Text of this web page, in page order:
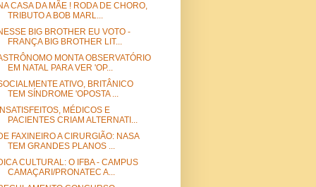
CASA DA MÃE ! RODA DE CHORO,
TRIBUTO A BOB MARL...
BIG BROTHER EU VOTO -
FRANÇA BIG BROTHER LIT...
MONTA OBSERVATÓRIO
EM NATAL PARA VER 'OP...
ATIVO, BRITÂNICO
TEM SÍNDROME 'OPOSTA ...
MÉDICOS E
PACIENTES CRIAM ALTERNATI...
FAXINEIRO A CIRURGIÃO: NASA
TEM GRANDES PLANOS ...
CULTURAL: O IFBA - CAMPUS
CAMAÇARI/PRONATEC A...